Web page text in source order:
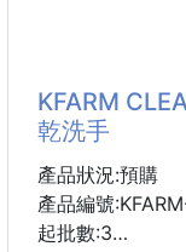
※廠商控價…零
你那些不想穿一
難洗的抱枕⚠️
👉髒污的緊急救
再也不用忍痛花
KFARM
乾洗手
產品狀況:預購
產品編號
起批數:3